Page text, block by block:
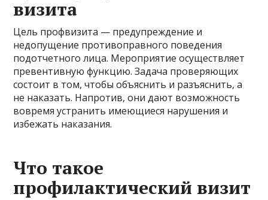
визита
Цель профвизита — предупреждение и
недопущение противоправного поведения
подотчетного лица. Мероприятие осуществляет
превентивную функцию. Задача проверяющих
состоит в том, чтобы объяснить и разъяснить, а
не наказать. Напротив, они дают возможность
вовремя устранить имеющиеся нарушения и
избежать наказания.
Что такое
профилактический визит